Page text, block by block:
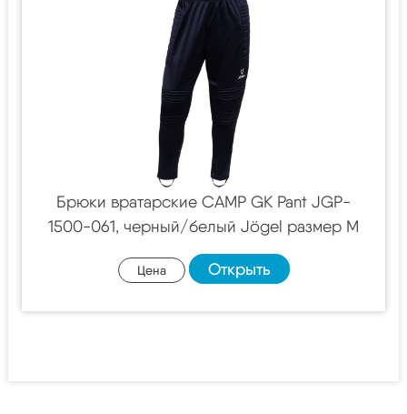
Брюки вратарские CAMP GK Pant JGP-
1500-061, черный/белый Jögel размер M
Цена Открыть